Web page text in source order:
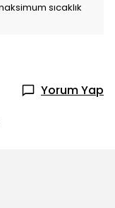
sıcaklık
Yorum Yap